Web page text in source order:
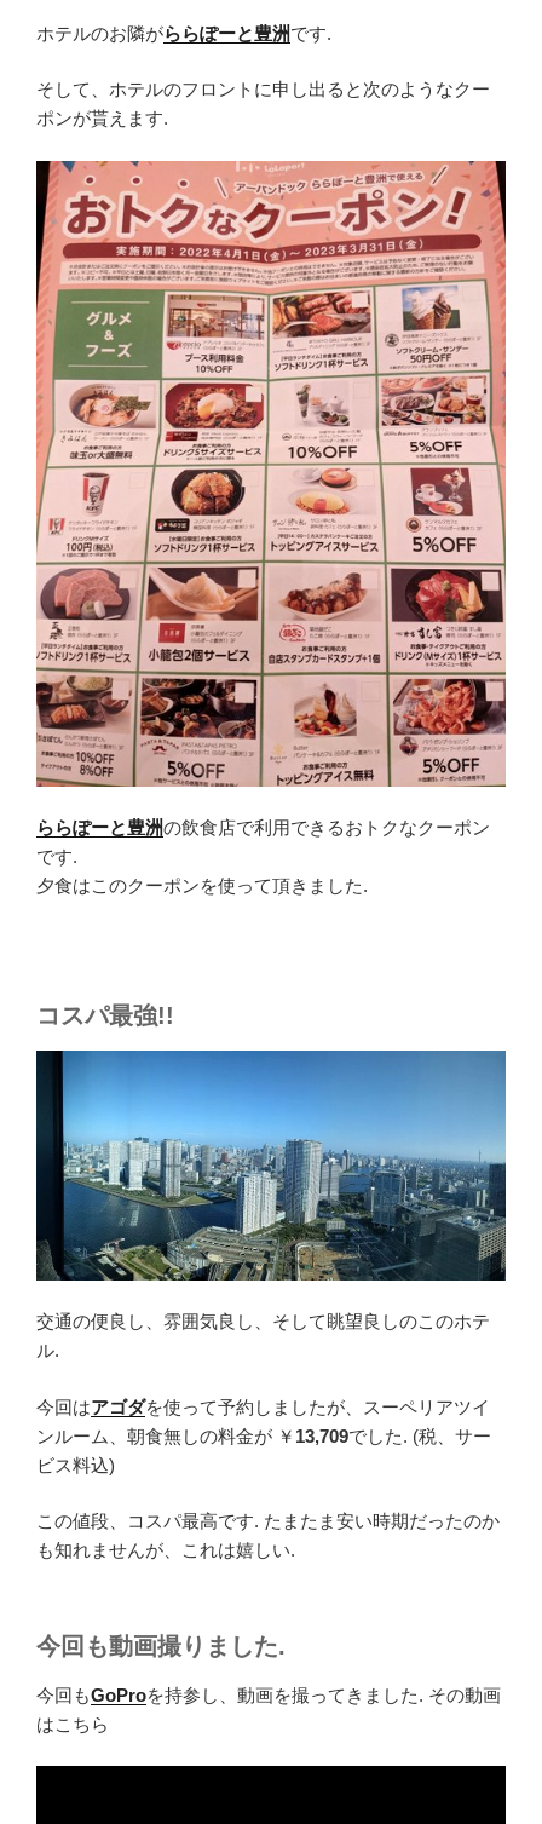
ホテルのお隣がららぽーと豊洲です.
そして、ホテルのフロントに申し出ると次のようなクー
ポンが貰えます.
ららぽーと豊洲の飲食店で利用できるおトクなクーポン
です.
夕食はこのクーポンを使って頂きました.
コスパ最強!!
交通の便良し、雰囲気良し、そして眺望良しのこのホテ
ル.
今回はアゴダを使って予約しましたが、スーペリアツイ
ンルーム、朝食無しの料金が ￥ 13,709でした. (税、サー
ビス料込)
この値段、コスパ最高です. たまたま安い時期だったのか
も知れませんが、これは嬉しい.
今回も動画撮りました.
今回もGoProを持参し、動画を撮ってきました. その動画
はこちら